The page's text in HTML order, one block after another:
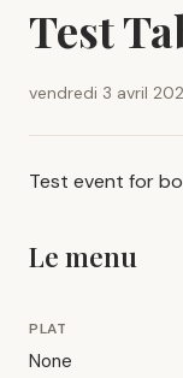
Test
vendredi 3 avril
Test event for
Le menu
PLAT
None